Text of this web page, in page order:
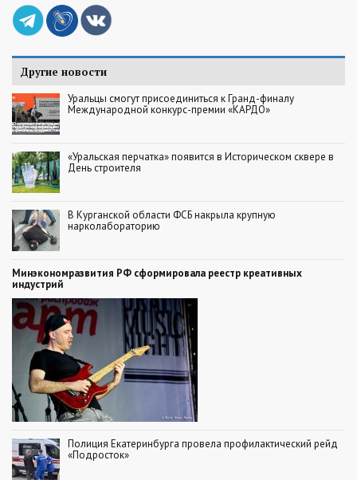
Другие новости
Уральцы смогут присоединиться к Гранд-финалу
Международной конкурс-премии «КАРДО»
«Уральская перчатка» появится в Историческом сквере в
День строителя
В Курганской области ФСБ накрыла крупную
нарколабораторию
Минэкономразвития РФ сформировала реестр креативных
индустрий
Полиция Екатеринбурга провела профилактический рейд
«Подросток»